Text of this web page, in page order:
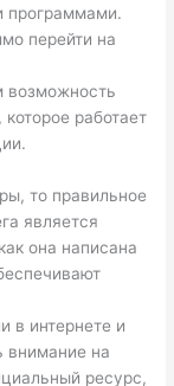
программами.
перейти на
возможность
работает
то правильное
является
она написана
в интернете и
внимание на
ресурс,